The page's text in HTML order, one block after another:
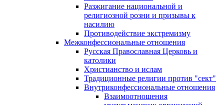
Разжигание национальной и
религиозной розни и призывы к
насилию
Противодействие экстремизму
Межконфессиональные отношения
Русская Православная Церковь и
католики
Христианство и ислам
Традиционные религии против "сект"
Внутриконфессиональные отношения
Взаимоотношения